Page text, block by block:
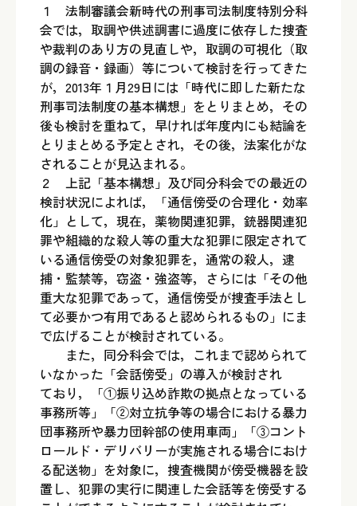
１ 法制審議会新時代の刑事司法制度特別分科
会では，取調や供述調書に過度に依存した捜査
や裁判のあり方の見直しや，取調の可視化（取
調の録音・録画）等について検討を行ってきた
が，2013年１月29日には「時代に即した新たな
刑事司法制度の基本構想」をとりまとめ，その
後も検討を重ねて，早ければ年度内にも結論を
とりまとめる予定とされ，その後，法案化がな
されることが見込まれる。
２ 上記「基本構想」及び同分科会での最近の
検討状況によれば，「通信傍受の合理化・効率
化」として，現在，薬物関連犯罪，銃器関連犯
罪や組織的な殺人等の重大な犯罪に限定されて
いる通信傍受の対象犯罪を，通常の殺人，逮
捕・監禁等，窃盗・強盗等，さらには「その他
重大な犯罪であって，通信傍受が捜査手法とし
て必要かつ有用であると認められるもの」にま
で広げることが検討されている。
また，同分科会では，これまで認められて
いなかった「会話傍受」の導入が検討され
ており，「①振り込め詐欺の拠点となっている
事務所等」「②対立抗争等の場合における暴力
団事務所や暴力団幹部の使用車両」「③コント
ロールド・デリバリーが実施される場合におけ
る配送物」を対象に，捜査機関が傍受機器を設
置し、犯罪の実行に関連した会話等を傍受する